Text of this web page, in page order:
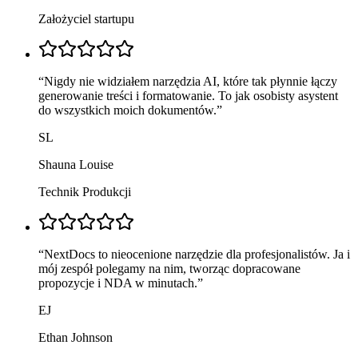
Założyciel startupu
“Nigdy nie widziałem narzędzia AI, które tak płynnie łączy
generowanie treści i formatowanie. To jak osobisty asystent
do wszystkich moich dokumentów.”
SL
Shauna Louise
Technik Produkcji
“NextDocs to nieocenione narzędzie dla profesjonalistów. Ja i
mój zespół polegamy na nim, tworząc dopracowane
propozycje i NDA w minutach.”
EJ
Ethan Johnson